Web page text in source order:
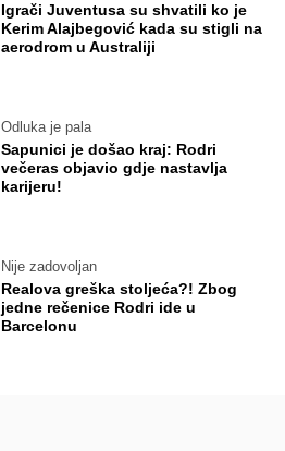
Igrači Juventusa su shvatili ko je
Kerim Alajbegović kada su stigli na
aerodrom u Australiji
Odluka je pala
Sapunici je došao kraj: Rodri
večeras objavio gdje nastavlja
karijeru!
Nije zadovoljan
Realova greška stoljeća?! Zbog
jedne rečenice Rodri ide u
Barcelonu